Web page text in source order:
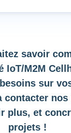
savoir
IoT/M2M
sur
contacter
plus, et
projets !